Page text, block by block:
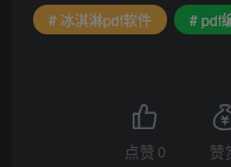
# 冰淇淋pdf软件
# pdf
点赞 0 赞